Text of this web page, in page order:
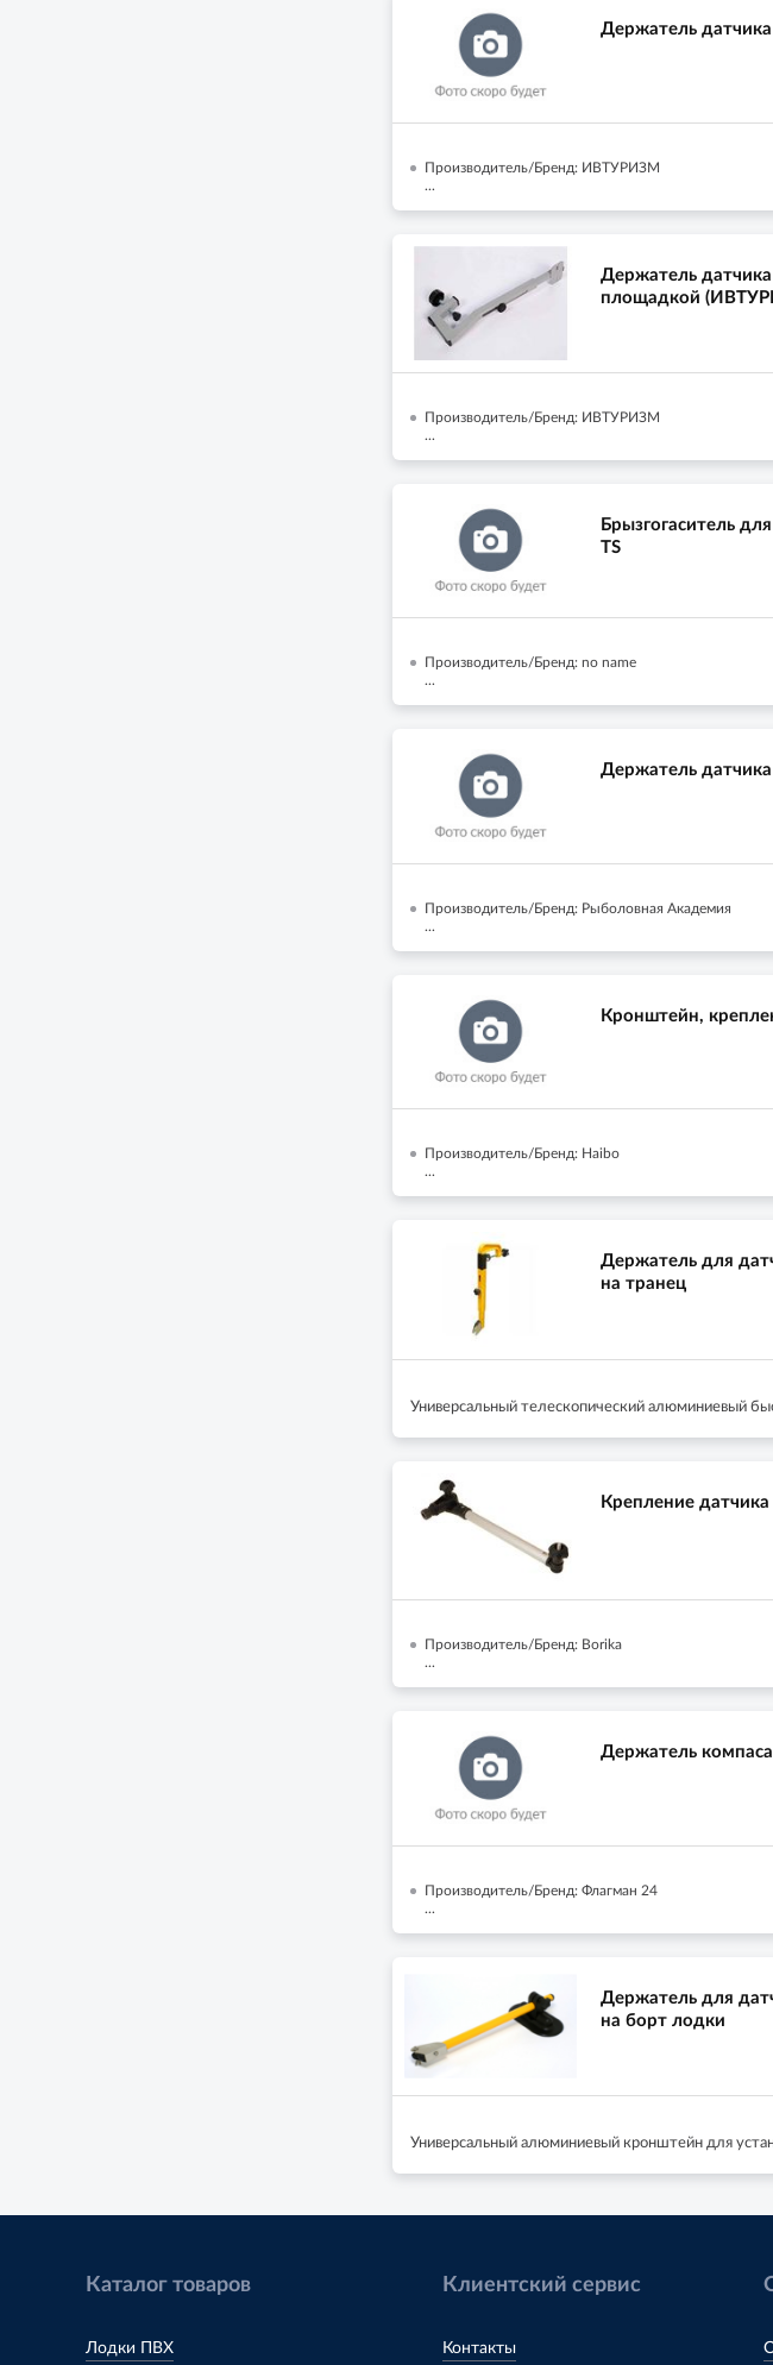
Держатель
Производитель/Бренд: ИВТУРИЗМ
...
Держатель
площадкой
Производитель/Бренд: ИВТУРИЗМ
...
Брызгогаситель
TS
Производитель/Бренд: no name
...
Держатель
Производитель/Бренд: Рыболовная Академия
...
Кронштейн,
Производитель/Бренд: Haibo
...
Держатель для
на транец
Универсальный телескопический алюминиевый
Крепление
Производитель/Бренд: Borika
...
Держатель
Производитель/Бренд: Флагман 24
...
Держатель для
на борт лодки
Универсальный алюминиевый кронштейн для
Каталог товаров
Лодки ПВХ
Клиентский сервис
Контакты